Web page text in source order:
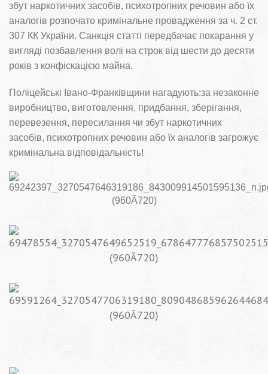
збут наркотичних засобів, психотропних речовин або їх
аналогів розпочато кримінальне провадження за ч. 2 ст.
307 КК України. Санкція статті передбачає покарання у
вигляді позбавлення волі на строк від шести до десяти
років з конфіскацією майна.
Поліцейські Івано-Франківщини нагадують:за незаконне
виробництво, виготовлення, придбання, зберігання,
перевезення, пересилання чи збут наркотичних
засобів, психотропних речовин або їх аналогів загрожує
кримінальна відповідальність!